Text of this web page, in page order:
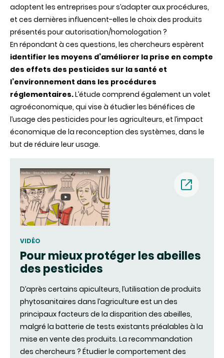
adoptent les entreprises pour s’adapter aux procédures,
et ces dernières influencent-elles le choix des produits
présentés pour autorisation/homologation ?
En répondant à ces questions, les chercheurs espèrent
identifier les moyens d’améliorer la prise en compte
des effets des pesticides sur la santé et
l’environnement dans les procédures
réglementaires.L’étude comprend également un volet
agroéconomique, qui vise à étudier les bénéfices de
l’usage des pesticides pour les agriculteurs, et l’impact
économique de la reconception des systèmes, dans le
but de réduire leur usage.
VIDÉO
Pour mieux protéger les abeilles
des pesticides
D’après certains apiculteurs, l’utilisation de produits
phytosanitaires dans l’agriculture est un des
principaux facteurs de la disparition des abeilles,
malgré la batterie de tests existants préalables à la
mise en vente des produits. La recommandation
des chercheurs ? Étudier le comportement des